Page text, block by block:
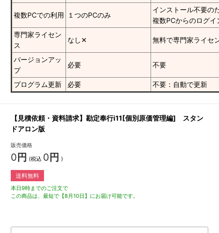
複数PCでの利用 １つのPCのみ
インストール不要の
複数PCからのログイ
専門家ライセン
ス
なし✕ 無料で専門家ライセ
バージョンアッ
プ
必要 不要
プログラム更新 必要 不要：自動で更新
【見積依頼・資料請求】勘定奉行i11[個別原価管理編] スタン
ドアロン版
販売価格
0 円 (税込 0 円 )
送料無料
本日9時までのご注文で
この商品は、最短で【8月10日】にお届け可能です。